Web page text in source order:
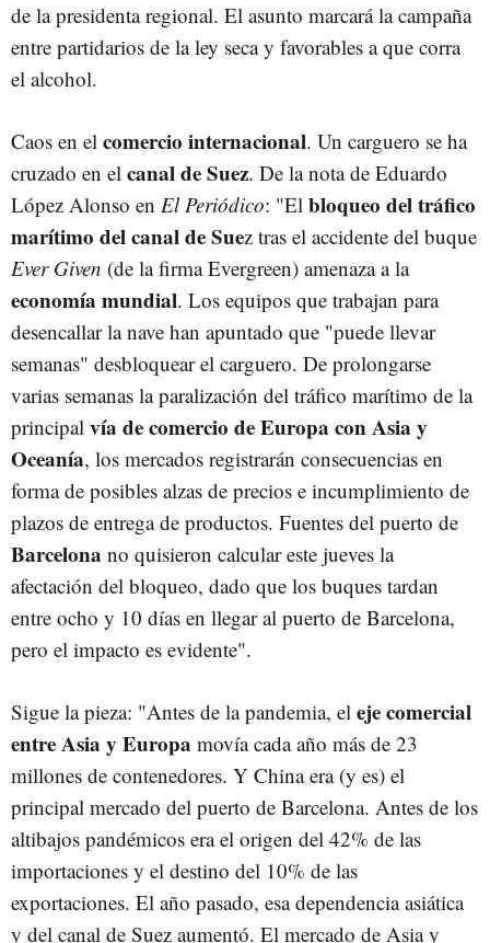
de la presidenta regional. El asunto marcará la campaña
entre partidarios de la ley seca y favorables a que corra
el alcohol.
Caos en el comercio internacional. Un carguero se ha
cruzado en el canal de Suez. De la nota de Eduardo
López Alonso en El Periódico: "El bloqueo del tráfico
marítimo del canal de Suez tras el accidente del buque
Ever Given (de la firma Evergreen) amenaza a la
economía mundial. Los equipos que trabajan para
desencallar la nave han apuntado que "puede llevar
semanas" desbloquear el carguero. De prolongarse
varias semanas la paralización del tráfico marítimo de la
principal vía de comercio de Europa con Asia y
Oceanía, los mercados registrarán consecuencias en
forma de posibles alzas de precios e incumplimiento de
plazos de entrega de productos. Fuentes del puerto de
Barcelona no quisieron calcular este jueves la
afectación del bloqueo, dado que los buques tardan
entre ocho y 10 días en llegar al puerto de Barcelona,
pero el impacto es evidente".
Sigue la pieza: "Antes de la pandemia, el eje comercial
entre Asia y Europa movía cada año más de 23
millones de contenedores. Y China era (y es) el
principal mercado del puerto de Barcelona. Antes de los
altibajos pandémicos era el origen del 42% de las
importaciones y el destino del 10% de las
exportaciones. El año pasado, esa dependencia asiática
y del canal de Suez aumentó. El mercado de Asia y